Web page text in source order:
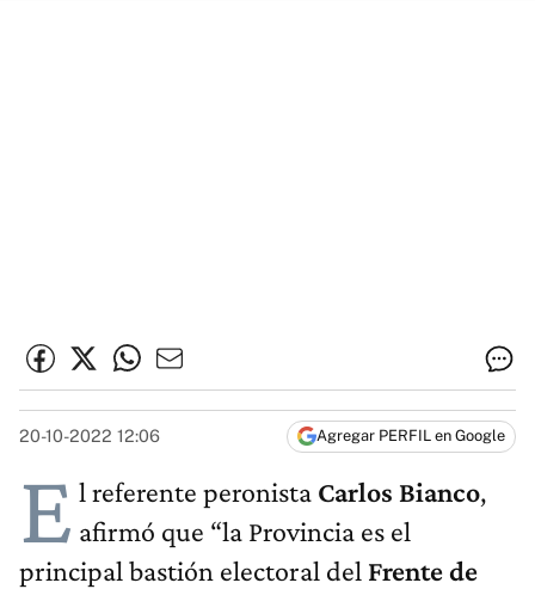
20-10-2022 12:06 Agregar PERFIL en Google
E l referente peronista Carlos Bianco,
afirmó que “la Provincia es el
principal bastión electoral del Frente de